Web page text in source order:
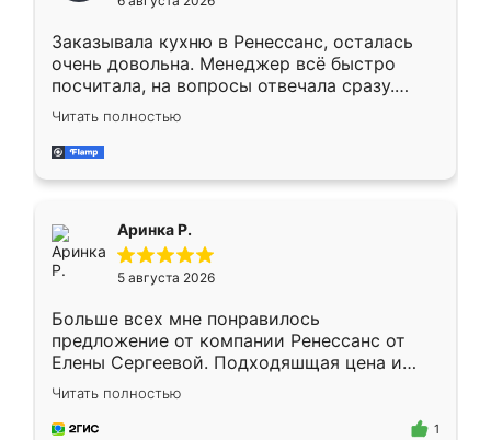
мебели буду заказывать только здесь.
Заказывала кухню в Ренессанс, осталась
очень довольна. Менеджер всё быстро
посчитала, на вопросы отвечала сразу.
Замерщик приехал в субботу, подошёл к
делу со всей ответственностью. Собрали
за день, ребята работали аккуратно, даже
Читать полностью
Аринка Р.
5 августа 2026
Больше всех мне понравилось
предложение от компании Ренессанс от
Елены Сергеевой. Подходяшщая цена и
короткие сроки изготовления. Приехавший
для замера сотрудник Владислав
предложил по моему эскизу самый
Читать полностью
1